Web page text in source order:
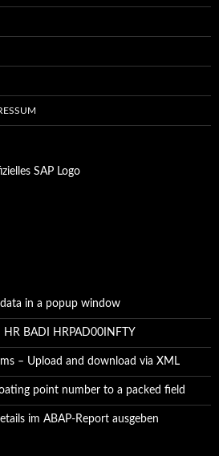
data in a popup window
HR BADI HRPAD00INFTY
– Upload and download via XML
point number to a packed field
im ABAP-Report ausgeben